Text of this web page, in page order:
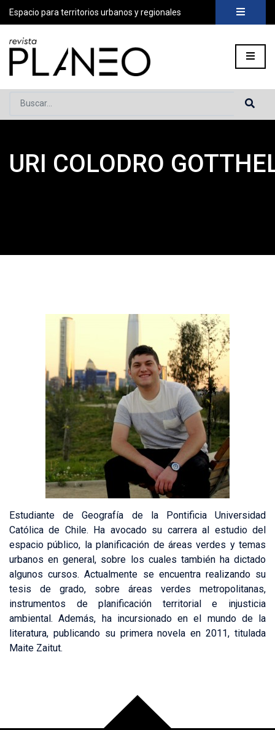
Espacio para territorios urbanos y regionales
Buscar...
Portada» Planeo Hoy»COLABORADORES»Uri Colodro
URI COLODRO
Estudiante de Geografía de la Pontificia Universidad
Católica de Chile. Ha avocado su carrera al estudio del
espacio público, la planificación de áreas verdes y temas
urbanos en general, sobre los cuales también ha dictado
algunos cursos. Actualmente se encuentra realizando su
tesis de grado, sobre áreas verdes metropolitanas,
instrumentos de planificación territorial e injusticia
ambiental. Además, ha incursionado en el mundo de la
literatura, publicando su primera novela en 2011, titulada
Maite Zaitut.